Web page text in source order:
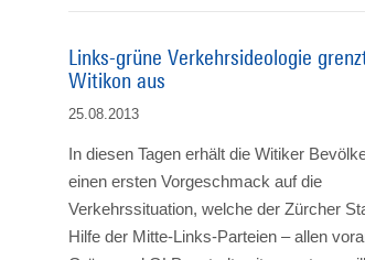
Links-grüne Verkehrsideologie
Witikon aus
25.08.2013
In diesen Tagen erhält die Witiker
einen ersten Vorgeschmack auf die
Verkehrssituation, welche der Zürcher
Hilfe der Mitte-Links-Parteien – allen